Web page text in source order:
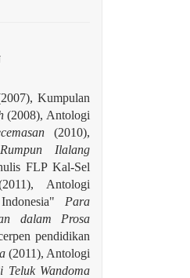
Kumpulan
(2008), Antologi
(2010),
Ilalang
FLP Kal-Sel
Antologi
Para
dalam Prosa
pendidikan
(2011), Antologi
Teluk Wandoma